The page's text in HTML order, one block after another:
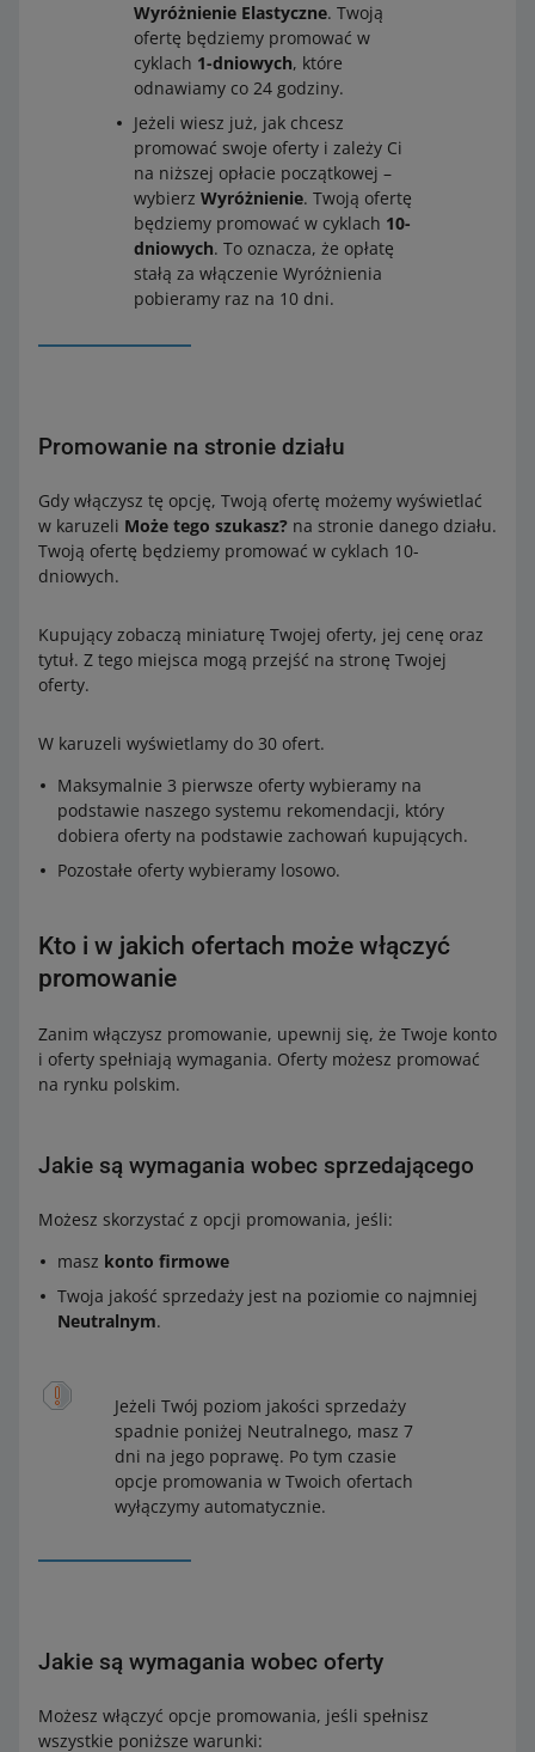
Wyróżnienie Elastyczne. Twoją
ofertę będziemy promować w
cyklach 1-dniowych, które
odnawiamy co 24 godziny.
Jeżeli wiesz już, jak chcesz
promować swoje oferty i zależy Ci
na niższej opłacie początkowej –
wybierz Wyróżnienie. Twoją ofertę
będziemy promować w cyklach 10-
dniowych. To oznacza, że opłatę
stałą za włączenie Wyróżnienia
pobieramy raz na 10 dni.
Promowanie na stronie działu
Gdy włączysz tę opcję, Twoją ofertę możemy wyświetlać
w karuzeli Może tego szukasz? na stronie danego działu.
Twoją ofertę będziemy promować w cyklach 10-
dniowych.
Kupujący zobaczą miniaturę Twojej oferty, jej cenę oraz
tytuł. Z tego miejsca mogą przejść na stronę Twojej
oferty.
W karuzeli wyświetlamy do 30 ofert.
Maksymalnie 3 pierwsze oferty wybieramy na
podstawie naszego systemu rekomendacji, który
dobiera oferty na podstawie zachowań kupujących.
Pozostałe oferty wybieramy losowo.
Kto i w jakich ofertach może włączyć
promowanie
Zanim włączysz promowanie, upewnij się, że Twoje konto
i oferty spełniają wymagania. Oferty możesz promować
na rynku polskim.
Jakie są wymagania wobec sprzedającego
Możesz skorzystać z opcji promowania, jeśli:
masz konto firmowe
Twoja jakość sprzedaży jest na poziomie co najmniej
Neutralnym.
Jeżeli Twój poziom jakości sprzedaży
spadnie poniżej Neutralnego, masz 7
dni na jego poprawę. Po tym czasie
opcje promowania w Twoich ofertach
wyłączymy automatycznie.
Jakie są wymagania wobec oferty
Możesz włączyć opcje promowania, jeśli spełnisz
wszystkie poniższe warunki: